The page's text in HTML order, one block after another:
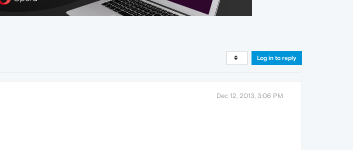
Log in to reply
Dec 12, 2013, 3:06 PM